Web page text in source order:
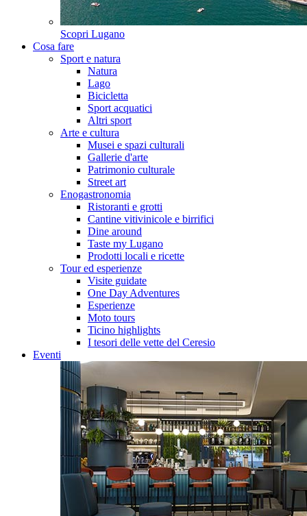
Scopri Lugano
Cosa fare
Sport e natura
Natura
Lago
Bicicletta
Sport acquatici
Altri sport
Arte e cultura
Musei e spazi culturali
Gallerie d'arte
Patrimonio culturale
Street art
Enogastronomia
Ristoranti e grotti
Cantine vitivinicole e birrifici
Dine around
Taste my Lugano
Prodotti locali e ricette
Tour ed esperienze
Visite guidate
One Day Adventures
Esperienze
Moto tours
Ticino highlights
I tesori delle vette del Ceresio
Eventi